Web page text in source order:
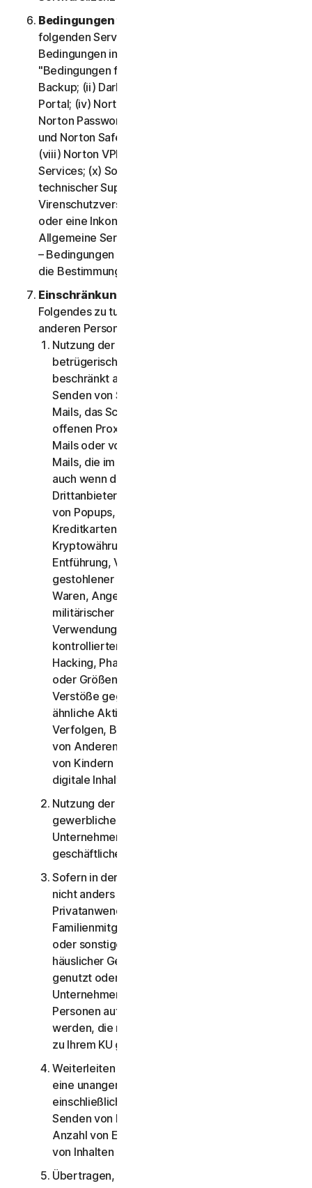
Bedingungen für bestimmte Services.
folgenden Services unterliegen zusätzlichen
Bedingungen in Abschnitt 4 der LSA –
"Bedingungen für bestimmte Services": (i) Cloud-
Backup; (ii) Dark Web Monitoring; (iii) Norton Credit
Portal; (iv) Norton Family und Kindersicherung; (v)
Norton Password Manager; (vi) Norton Safe Search
und Norton Safe Web; (vii) Norton Small Business;
(viii) Norton VPN; (ix) Wiederherstellungs-Support-
Services; (x) Social Media Monitoring und (xi)
technischer Support (einschließlich Norton
Virenschutzversprechen). Wenn es einen Konflikt
oder eine Inkonsistenz zwischen "Abschnitt 2 –
Allgemeine Servicebedingungen" und "Abschnitt 4
– Bedingungen für bestimmte Services" gibt, gelten
die Bestimmungen in Abschnitt 4.
Einschränkungen.
Folgendes zu tun und dürfen dies auch nicht
anderen Personen gestatten:
Nutzung der Services für illegale oder
betrügerische Zwecke, einschließlich, aber nicht
beschränkt auf das Scannen von Ports, das
Senden von Spam, das Senden von Opt-In-E-
Mails, das Scannen nach offenen Relays oder
offenen Proxys, das Senden unerwünschter E-
Mails oder von Versionen oder Arten von E-
Mails, die im großen Umfang gesendet werden,
auch wenn die E-Mail über Server von
Drittanbietern weitergeleitet wird, das Aufrufen
von Popups, Nutzung gestohlener Kreditkarten,
Kreditkartenbetrug, Finanzbetrug,
Kryptowährungsbetrug, Tarnung, Erpressung,
Entführung, Vergewaltigung, Mord, Verkauf
gestohlener Kreditkarten, Verkauf gestohlener
Waren, Angebot oder Verkauf verbotener,
militärischer und Waren mit doppeltem
Verwendungszweck, Angebot oder Verkauf
kontrollierter Substanzen, Identitätsdiebstahl,
Hacking, Pharming, Scraping in jeglicher Form
oder Größenordnung, digitale Piraterie,
Verstöße gegen geistiges Eigentum und andere
ähnliche Aktivitäten sowie das Belästigen,
Verfolgen, Bedrohen, Verletzen, Überwachen
von Anderen oder jegliche Form der Ausbeutung
von Kindern (einschließlich Audio, Video, Fotos,
digitale Inhalte usw.);
Nutzung der Privatanwenderservices für
gewerbliche Zwecke bzw. Nutzung der
Unternehmensservices für andere als interne
geschäftliche Zwecke.
Sofern in der LSA oder in der Dokumentation
nicht anders festgelegt, dürfen die
Privatanwenderservices nicht von
Familienmitgliedern, Nicht-Familienmitgliedern
oder sonstigen Personen, die nicht mit Ihnen in
häuslicher Gemeinschaft leben, aufgerufen,
genutzt oder geteilt werden, und die
Unternehmensservices dürfen nicht von
Personen aufgerufen, genutzt oder geteilt
werden, die nicht Ihre Mitarbeiter sind oder nicht
zu Ihrem KU gehören.
Weiterleiten von Daten und anderen Inhalten an
eine unangemessen große Anzahl von Personen,
einschließlich und ohne Einschränkung, das
Senden von Massen-E-Mails an eine große
Anzahl von Empfängern oder das Weiterleiten
von Inhalten an unbekannte Personen;
Übertragen, Unterlizenzieren, Vermieten,